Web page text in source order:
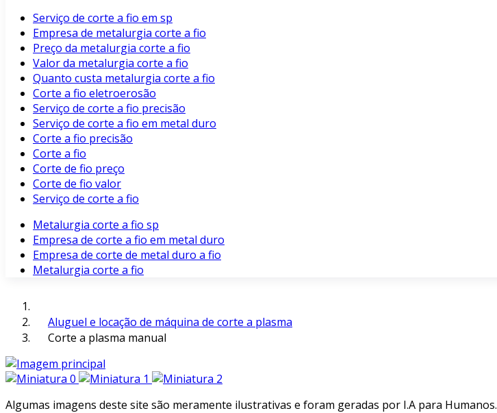
Serviço de corte a fio em sp
Empresa de metalurgia corte a fio
Preço da metalurgia corte a fio
Valor da metalurgia corte a fio
Quanto custa metalurgia corte a fio
Corte a fio eletroerosão
Serviço de corte a fio precisão
Serviço de corte a fio em metal duro
Corte a fio precisão
Corte a fio
Corte de fio preço
Corte de fio valor
Serviço de corte a fio
Metalurgia corte a fio sp
Empresa de corte a fio em metal duro
Empresa de corte de metal duro a fio
Metalurgia corte a fio
Aluguel e locação de máquina de corte a plasma
Corte a plasma manual
Algumas imagens deste site são meramente ilustrativas e foram geradas por I.A para Humanos.